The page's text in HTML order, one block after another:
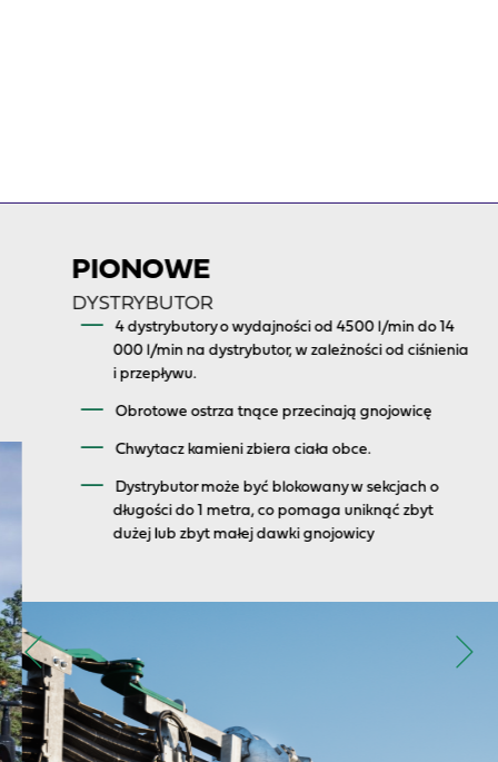
PIONOWE
DYSTRYBUTOR
4 dystrybutory o wydajności od 4500 l/min do 14
000 l/min na dystrybutor, w zależności od ciśnienia
i przepływu.
Obrotowe ostrza tnące przecinają gnojowicę
Chwytacz kamieni zbiera ciała obce.
Dystrybutor może być blokowany w sekcjach o
długości do 1 metra, co pomaga uniknąć zbyt
dużej lub zbyt małej dawki gnojowicy